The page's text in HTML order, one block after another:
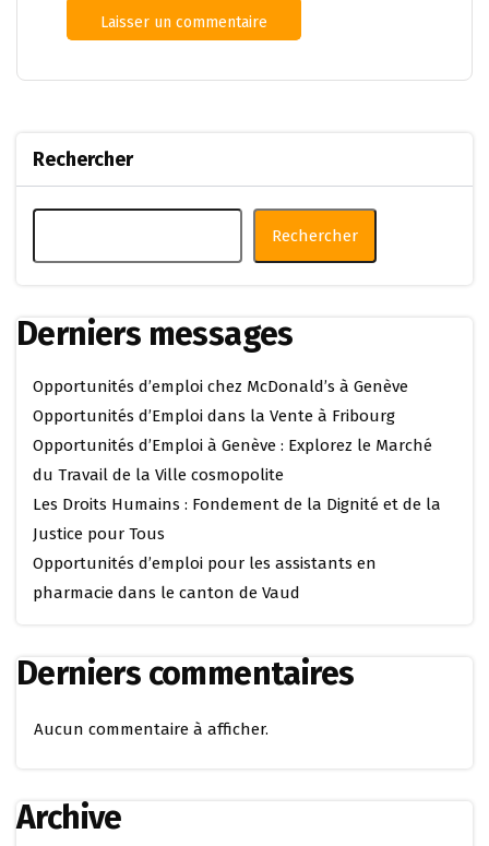
Rechercher
Rechercher
Derniers messages
Opportunités d’emploi chez McDonald’s à Genève
Opportunités d’Emploi dans la Vente à Fribourg
Opportunités d’Emploi à Genève : Explorez le Marché
du Travail de la Ville cosmopolite
Les Droits Humains : Fondement de la Dignité et de la
Justice pour Tous
Opportunités d’emploi pour les assistants en
pharmacie dans le canton de Vaud
Derniers commentaires
Aucun commentaire à afficher.
Archive